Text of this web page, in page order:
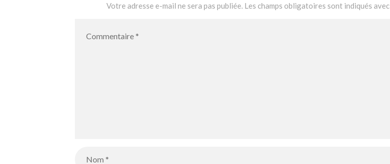
Votre adresse e-mail ne sera pas publiée. Les champs obligatoires sont indiqués avec